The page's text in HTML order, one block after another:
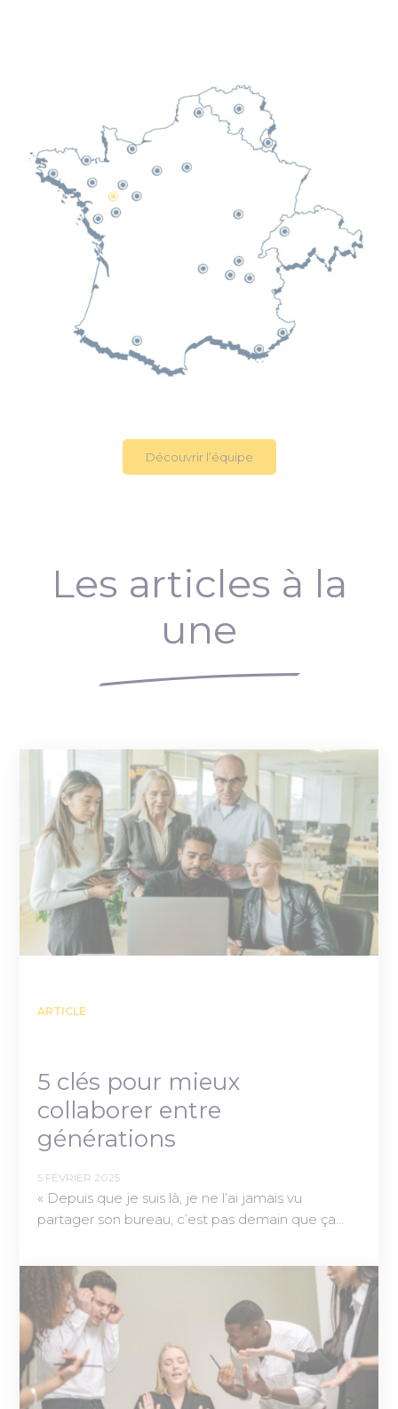
Découvrir l’équipe
Les articles à la
une
ARTICLE
5 clés pour mieux
collaborer entre
générations
5 FÉVRIER 2025
« Depuis que je suis là, je ne l’ai jamais vu
partager son bureau, c’est pas demain que ça…